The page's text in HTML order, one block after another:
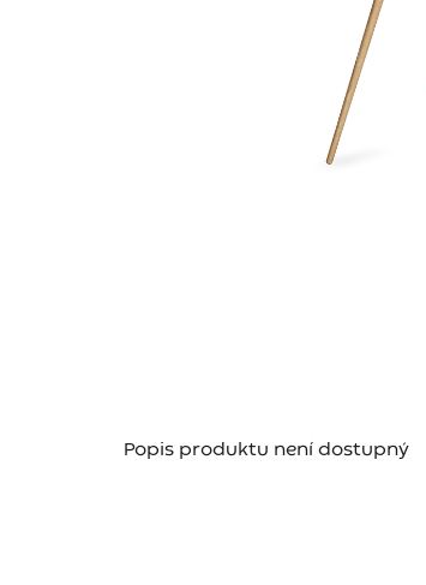
Popis produktu není dostupný